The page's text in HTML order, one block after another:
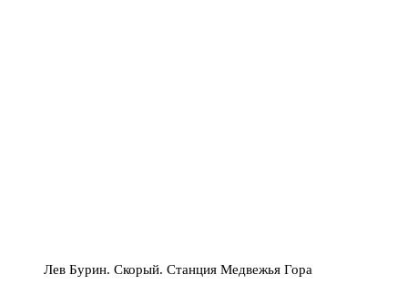
Лев Бурин. Скорый. Станция Медвежья Гора